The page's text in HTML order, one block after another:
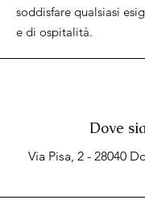
soddisfare qualsiasi
e di ospitalità.
Dove
Via Pisa, 2 - 28040